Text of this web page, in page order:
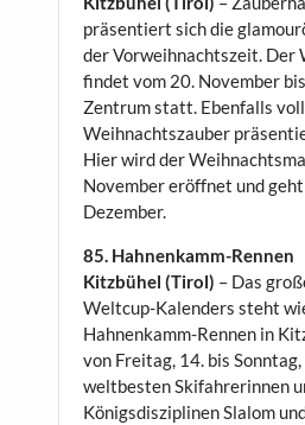
präsentiert sich die
der Vorweihnachtszeit. Der
findet vom 20. November
Zentrum statt. Ebenfalls
Weihnachtszauber
Hier wird der
November eröffnet und
Dezember.
85. Hahnenkamm-Rennen
Kitzbühel (Tirol) – Das
Weltcup-Kalenders steht
Hahnenkamm-Rennen in
von Freitag, 14. bis
weltbesten Skifahrerinnen
Königsdisziplinen Slalom